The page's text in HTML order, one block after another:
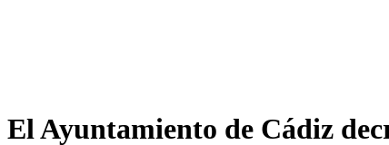
El Ayuntamiento de Cádiz